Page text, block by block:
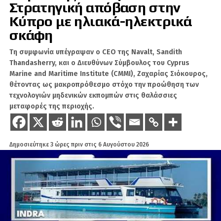
ενσωματώνονται από το πρώτο στάδιο
σχεδιασμού των συστημάτων Τεχνητής
Νοημοσύνης.
Από την πλευρά του, ο επικεφαλής της
Αντιπροσωπείας της Ευρωπαϊκής Ένωσης στο
Ισραήλ, Μάικλ Μαν, επισήμανε ότι η AI ανοίγει
σημαντικές προοπτικές στην υγεία, την
κυβερνοασφάλεια, την επιστήμη, τη
βιομηχανία και τις δημόσιες υπηρεσίες. Την
ίδια ώρα, όμως, γεννά κοινές προκλήσεις γύρω
από την εμπιστοσύνη, την ασφάλεια και τη
λογοδοσία.
Η περιφερειακή συνεργασία, όπως σημείωσε,
δεν μπορεί να περιορίζεται πλέον σε
επενδύσεις, χρηματοδότηση ή εμπόριο. Απαιτεί
κοινά πρότυπα, μηχανισμούς διακυβέρνησης
Στρατηγική απόβαση στην
Κύπρο με ηλιακά-ηλεκτρικά
σκάφη
Τη συμφωνία υπέγραψαν ο CEO της Navalt, Sandith
Thandasherry, και ο Διευθύνων Σύμβουλος του Cyprus
Marine and Maritime Institute (CMMI), Ζαχαρίας Σιόκουρος,
θέτοντας ως μακροπρόθεσμο στόχο την προώθηση των
τεχνολογιών μηδενικών εκπομπών στις θαλάσσιες
μεταφορές της περιοχής.
Δημοσιεύτηκε 3 ώρες πριν στις 6 Αυγούστου 2026